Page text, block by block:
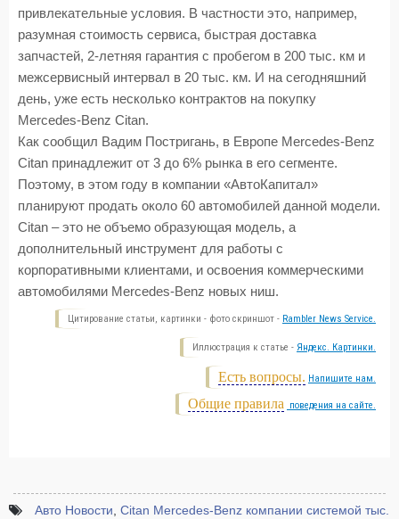
привлекательные условия. В частности это, например,
разумная стоимость сервиса, быстрая доставка
запчастей, 2-летняя гарантия с пробегом в 200 тыс. км и
межсервисный интервал в 20 тыс. км. И на сегодняшний
день, уже есть несколько контрактов на покупку
Mercedes-Benz Citan.
Как сообщил Вадим Постригань, в Европе Mercedes-Benz
Citan принадлежит от 3 до 6% рынка в его сегменте.
Поэтому, в этом году в компании «АвтоКапитал»
планируют продать около 60 автомобилей данной модели.
Citan – это не объемо образующая модель, а
дополнительный инструмент для работы с
корпоративными клиентами, и освоения коммерческими
автомобилями Mercedes-Benz новых ниш.
Цитирование статьи, картинки - фото скриншот - Rambler News Service.
Иллюстрация к статье - Яндекс. Картинки.
Есть вопросы. Напишите нам.
Общие правила поведения на сайте.
Авто Новости Citan Mercedes-Benz компании системой тыс.